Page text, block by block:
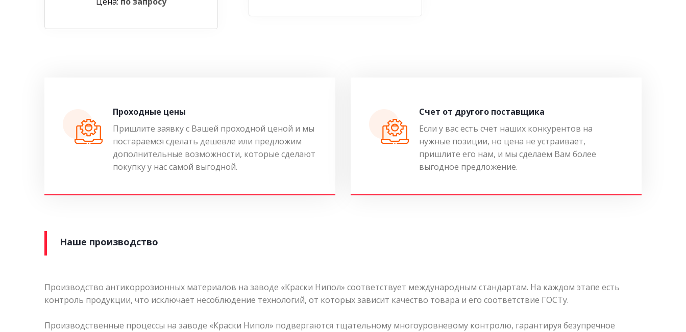
Проходные цены
Пришлите заявку с Вашей проходной ценой и мы
постараемся сделать дешевле или предложим
дополнительные возможности, которые сделают
покупку у нас самой выгодной.
Cчет от другого поставщика
Если у вас есть счет наших конкурентов на
нужные позиции, но цена не устраивает,
пришлите его нам, и мы сделаем Вам более
выгодное предложение.
Наше производство
Производство антикоррозионных материалов на заводе «Краски Нипол» соответствует международным стандартам. На каждом этапе есть
контроль продукции, что исключает несоблюдение технологий, от которых зависит качество товара и его соответствие ГОСТу.
Производственные процессы на заводе «Краски Нипол» подвергаются тщательному многоуровневому контролю, гарантируя безупречное